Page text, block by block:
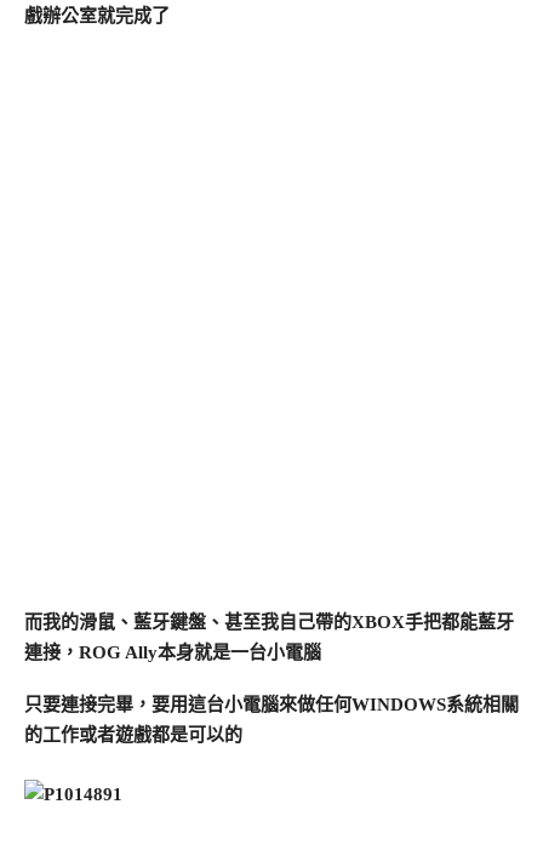
戲辦公室就完成了
而我的滑鼠、藍牙鍵盤、甚至我自己帶的XBOX手把都能藍牙
連接，ROG Ally本身就是一台小電腦
只要連接完畢，要用這台小電腦來做任何WINDOWS系統相關
的工作或者遊戲都是可以的